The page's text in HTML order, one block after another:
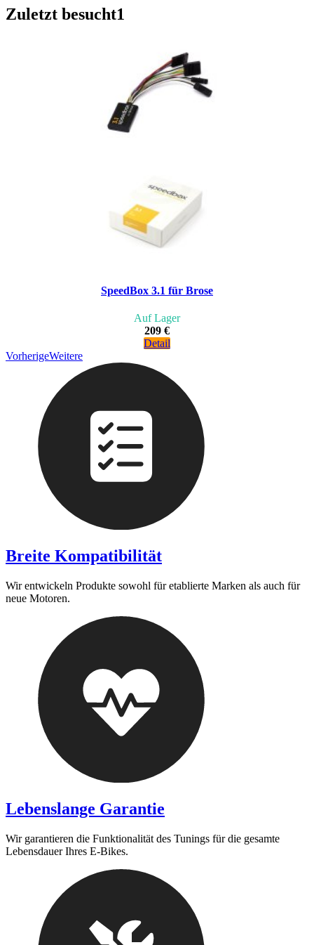
Zuletzt besucht1
SpeedBox 3.1 für Brose
Auf Lager
209 €
Detail
VorherigeWeitere
Breite Kompatibilität
Wir entwickeln Produkte sowohl für etablierte Marken als auch für
neue Motoren.
Lebenslange Garantie
Wir garantieren die Funktionalität des Tunings für die gesamte
Lebensdauer Ihres E-Bikes.